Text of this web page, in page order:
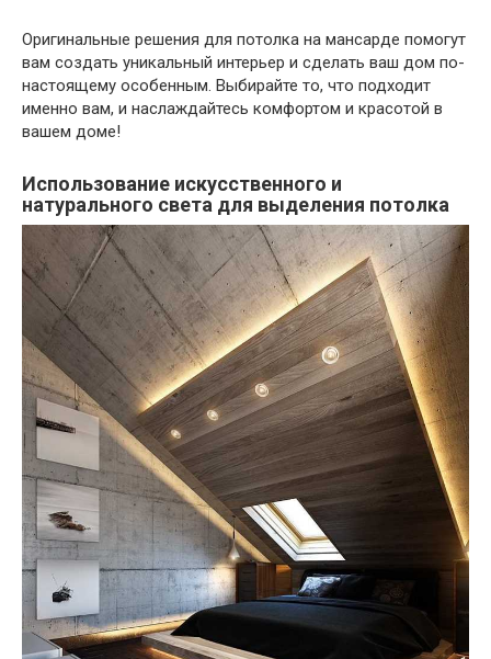
Оригинальные решения для потолка на мансарде помогут
вам создать уникальный интерьер и сделать ваш дом по-
настоящему особенным. Выбирайте то, что подходит
именно вам, и наслаждайтесь комфортом и красотой в
вашем доме!
Использование искусственного и
натурального света для выделения потолка